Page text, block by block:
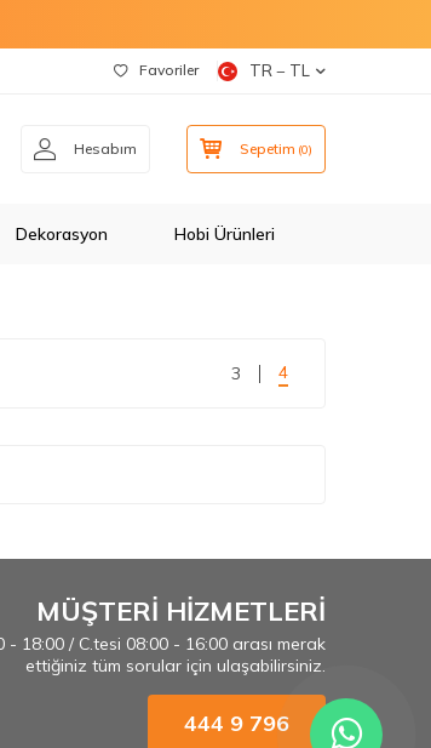
Favoriler TR − TL
Hesabım Sepetim (0)
Dekorasyon Hobi Ürünleri
3 4
MÜŞTERİ HİZMETLERİ
- 18:00 / C.tesi 08:00 - 16:00 arası merak
ettiğiniz tüm sorular için ulaşabilirsiniz.
444 9 796